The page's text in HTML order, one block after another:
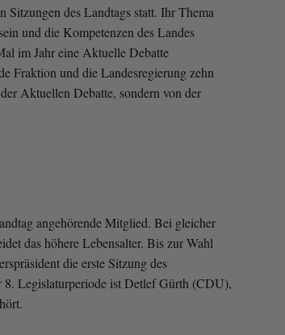
des Landtags statt. Ihr Thema
und die Kompetenzen des Landes
im Jahr eine Aktuelle Debatte
Fraktion und die Landesregierung zehn
Aktuellen Debatte, sondern von der
angehörende Mitglied. Bei gleicher
das höhere Lebensalter. Bis zur Wahl
die erste Sitzung des
8. Legislaturperiode ist Detlef Gürth (CDU),